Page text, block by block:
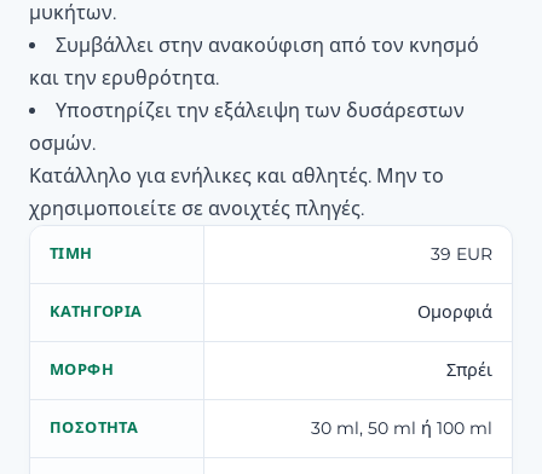
μυκήτων.
Συμβάλλει στην ανακούφιση από τον κνησμό
και την ερυθρότητα.
Υποστηρίζει την εξάλειψη των δυσάρεστων
οσμών.
Κατάλληλο για ενήλικες και αθλητές. Μην το
χρησιμοποιείτε σε ανοιχτές πληγές.
ΤΙΜΉ 39 EUR
ΚΑΤΗΓΟΡΊΑ Ομορφιά
ΜΟΡΦΉ Σπρέι
ΠΟΣΌΤΗΤΑ 30 ml, 50 ml ή 100 ml